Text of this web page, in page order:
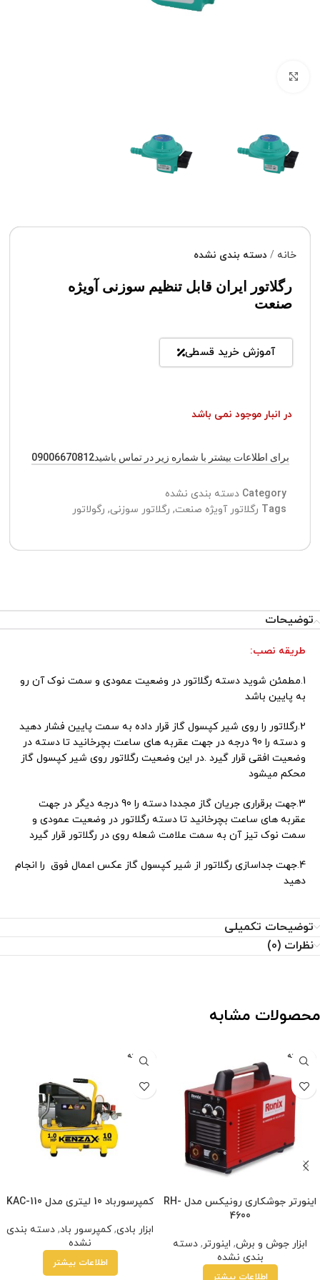
خانه دسته بندی نشده
رگلاتور ایران قابل تنظیم سوزنی آویژه
صنعت
آموزش خرید قسطی
در انبار موجود نمی باشد
برای اطلاعات بیشتر با شماره زیر در تماس باشید09006670812
Category دسته بندی نشده
Tags رگلاتور آویژه صنعت, رگلاتور سوزنی, رگولاتور
توضیحات
طریقه نصب:
1.مطمئن شوید دسته رگلاتور در وضعیت عمودی و سمت نوک آن رو
به پایین باشد
2.رگلاتور را روی شیر کپسول گاز قرار داده به سمت پایین فشار دهید
و دسته را 90 درجه در جهت عقربه های ساعت بچرخانید تا دسته در
وضعیت افقی قرار گیرد .در این وضعیت رگلاتور روی شیر کپسول گاز
محکم میشود
3.جهت برقراری جریان گاز مجددا دسته را 90 درجه دیگر در جهت
عقربه های ساعت بچرخانید تا دسته رگلاتور در وضعیت عمودی و
سمت نوک تیز آن به سمت علامت شعله روی در رگلاتور قرار گیرد
4.جهت جداسازی رگلاتور از شیر کپسول گاز عکس اعمال فوق را انجام
دهید
توضیحات تکمیلی
نظرات (0)
محصولات مشابه
فروخته
شده
اینورتر جوشکاری رونیکس مدل RH-
4600
ابزار جوش و برش, اینورتر, دسته
بندی نشده
اطلاعات بیشتر
فروخته
شده
کمپرسورباد 10 لیتری مدل KAC-110
ابزار بادی,کمپرسور باد, دسته بندی
نشده
اطلاعات بیشتر
تیم پشتیبانی عصر ابزار آماده ی پاسخ به سوالات شما